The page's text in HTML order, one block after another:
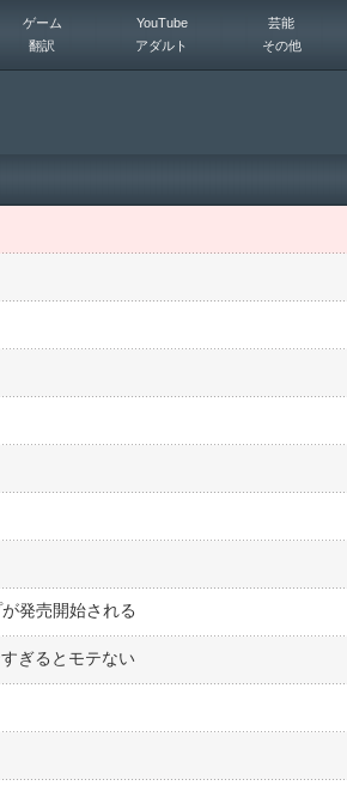
ゲーム YouTube 芸能
翻訳 アダルト その他
発売開始される
ぎるとモテない